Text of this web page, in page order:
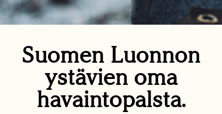
Suomen Luonnon
ystävien oma
havaintopalsta.